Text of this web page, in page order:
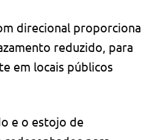
direcional proporciona
reduzido, para
em locais públicos
e o estojo de